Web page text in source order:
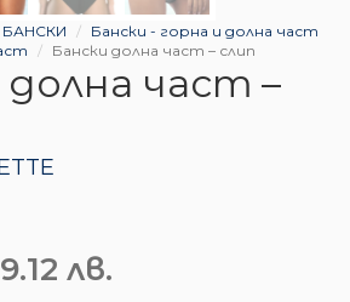
Бански - горна и долна част
Бански долна част – слип
долна част –
лв.